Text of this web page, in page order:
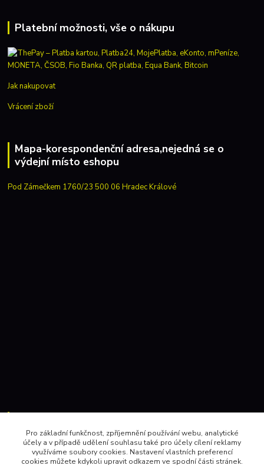
Platební možnosti, vše o nákupu
Jak nakupovat
Vrácení zboží
Mapa-korespondenční adresa,nejedná se o
výdejní místo eshopu
Pod Zámečkem 1760/23 500 06 Hradec Králové
604 157410 , 602 345528
Pro základní funkčnost, zpříjemnění používání webu, analytické
účely a v případě udělení souhlasu také pro účely cílení reklamy
využíváme soubory cookies. Nastavení vlastních preferencí
cookies můžete kdykoli upravit odkazem ve spodní části stránek.